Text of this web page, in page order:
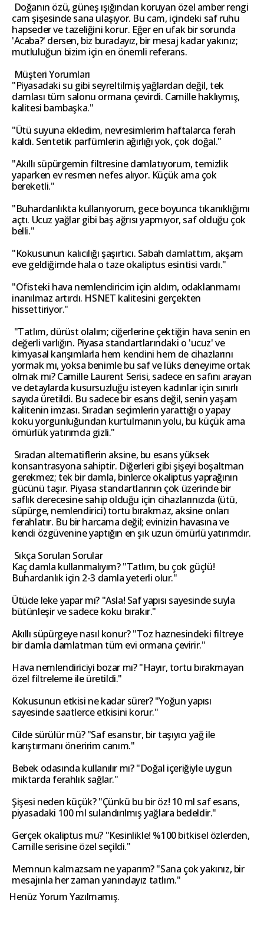
Doğanın özü, güneş ışığından koruyan özel amber rengi
cam şişesinde sana ulaşıyor. Bu cam, içindeki saf ruhu
hapseder ve tazeliğini korur. Eğer en ufak bir sorunda
'Acaba?' dersen, biz buradayız, bir mesaj kadar yakınız;
mutluluğun bizim için en önemli referans.
Müşteri Yorumları
"Piyasadaki su gibi seyreltilmiş yağlardan değil, tek
damlası tüm salonu ormana çevirdi. Camille haklıymış,
kalitesi bambaşka."
"Ütü suyuna ekledim, nevresimlerim haftalarca ferah
kaldı. Sentetik parfümlerin ağırlığı yok, çok doğal."
"Akıllı süpürgemin filtresine damlatıyorum, temizlik
yaparken ev resmen nefes alıyor. Küçük ama çok
bereketli."
"Buhardanlıkta kullanıyorum, gece boyunca tıkanıklığımı
açtı. Ucuz yağlar gibi baş ağrısı yapmıyor, saf olduğu çok
belli."
"Kokusunun kalıcılığı şaşırtıcı. Sabah damlattım, akşam
eve geldiğimde hala o taze okaliptus esintisi vardı."
"Ofisteki hava nemlendiricim için aldım, odaklanmamı
inanılmaz artırdı. HSNET kalitesini gerçekten
hissettiriyor."
"Tatlım, dürüst olalım; ciğerlerine çektiğin hava senin en
değerli varlığın. Piyasa standartlarındaki o 'ucuz' ve
kimyasal karışımlarla hem kendini hem de cihazlarını
yormak mı, yoksa benimle bu saf ve lüks deneyime ortak
olmak mı? Camille Laurent Serisi, sadece en safını arayan
ve detaylarda kusursuzluğu isteyen kadınlar için sınırlı
sayıda üretildi. Bu sadece bir esans değil, senin yaşam
kalitenin imzası. Sıradan seçimlerin yarattığı o yapay
koku yorgunluğundan kurtulmanın yolu, bu küçük ama
ömürlük yatırımda gizli."
Sıradan alternatiflerin aksine, bu esans yüksek
konsantrasyona sahiptir. Diğerleri gibi şişeyi boşaltman
gerekmez; tek bir damla, binlerce okaliptus yaprağının
gücünü taşır. Piyasa standartlarının çok üzerinde bir
saflık derecesine sahip olduğu için cihazlarınızda (ütü,
süpürge, nemlendirici) tortu bırakmaz, aksine onları
ferahlatır. Bu bir harcama değil; evinizin havasına ve
kendi özgüvenine yaptığın en şık uzun ömürlü yatırımdır.
Sıkça Sorulan Sorular
Kaç damla kullanmalıyım? "Tatlım, bu çok güçlü!
Buhardanlık için 2-3 damla yeterli olur."
Ütüde leke yapar mı? "Asla! Saf yapısı sayesinde suyla
bütünleşir ve sadece koku bırakır."
Akıllı süpürgeye nasıl konur? "Toz haznesindeki filtreye
bir damla damlatman tüm evi ormana çevirir."
Hava nemlendiriciyi bozar mı? "Hayır, tortu bırakmayan
özel filtreleme ile üretildi."
Kokusunun etkisi ne kadar sürer? "Yoğun yapısı
sayesinde saatlerce etkisini korur."
Cilde sürülür mü? "Saf esanstır, bir taşıyıcı yağ ile
karıştırmanı öneririm canım."
Bebek odasında kullanılır mı? "Doğal içeriğiyle uygun
miktarda ferahlık sağlar."
Şişesi neden küçük? "Çünkü bu bir öz! 10 ml saf esans,
piyasadaki 100 ml sulandırılmış yağlara bedeldir."
Gerçek okaliptus mu? "Kesinlikle! %100 bitkisel özlerden,
Camille serisine özel seçildi."
Memnun kalmazsam ne yaparım? "Sana çok yakınız, bir
mesajınla her zaman yanındayız tatlım."
Henüz Yorum Yazılmamış.